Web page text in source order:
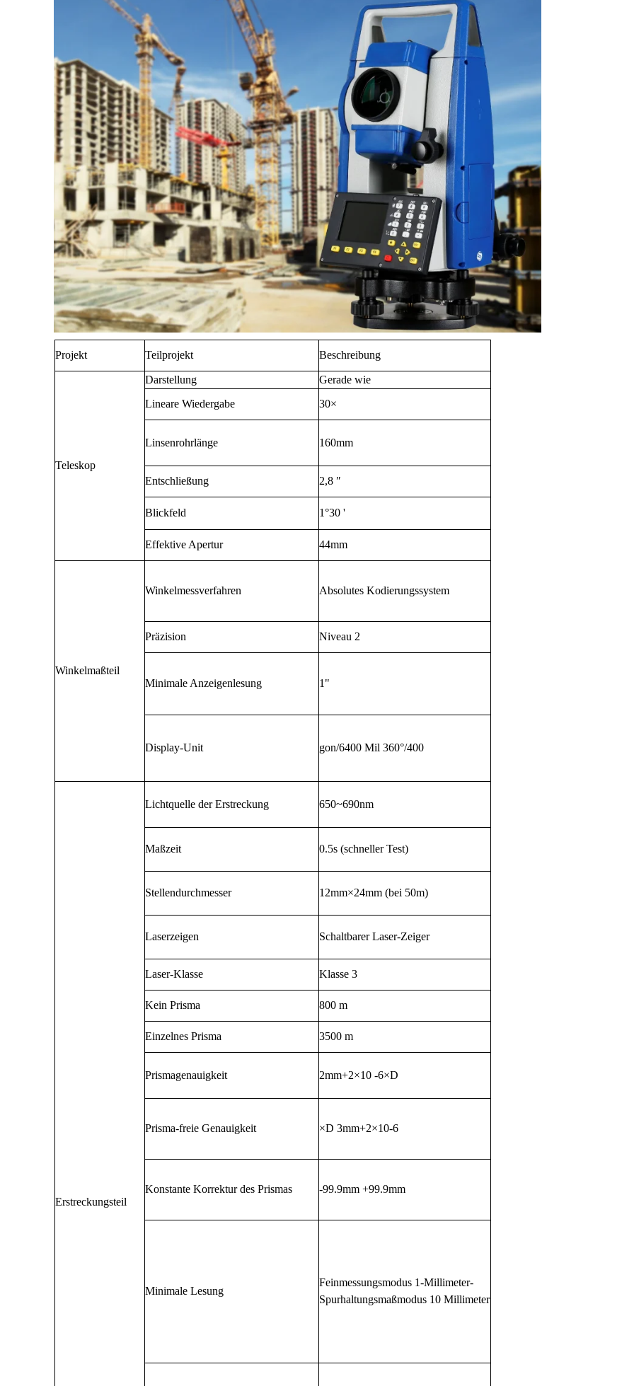
Projekt Teilprojekt Beschreibung
Teleskop
Darstellung
Gerade wie
Lineare Wiedergabe
30×
Linsenrohrlänge 160mm
Entschließung 2,8 ″
Blickfeld 1°30 '
Effektive Apertur 44mm
Winkelmaßteil
Winkelmessverfahren Absolutes Kodierungssystem
Präzision Niveau 2
Minimale Anzeigenlesung 1"
Display-Unit gon/6400 Mil 360°/400
Erstreckungsteil
Lichtquelle der Erstreckung 650~690nm
Maßzeit 0.5s (schneller Test)
Stellendurchmesser 12mm×24mm (bei 50m)
Laserzeigen Schaltbarer Laser-Zeiger
Laser-Klasse Klasse 3
Kein Prisma 800 m
Einzelnes Prisma 3500 m
Prismagenauigkeit 2mm+2×10 -6×D
Prisma-freie Genauigkeit ×D 3mm+2×10-6
Konstante Korrektur des Prismas -99.9mm +99.9mm
Minimale Lesung
Feinmessungsmodus 1-Millimeter-
Spurhaltungsmaßmodus 10 Millimeter